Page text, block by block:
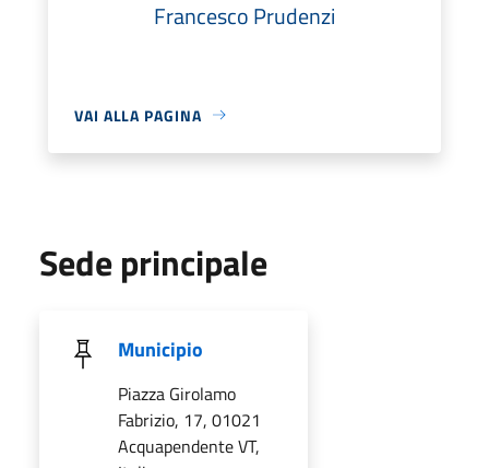
Francesco Prudenzi
VAI ALLA PAGINA
Sede principale
Municipio
Piazza Girolamo
Fabrizio, 17, 01021
Acquapendente VT,